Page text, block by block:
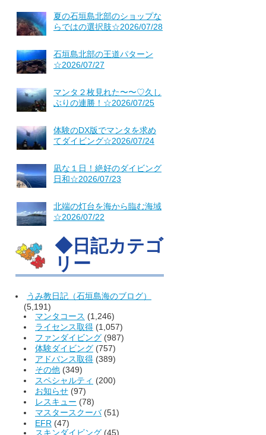
夏の石垣島北部のショップな
らではの選択肢☆2026/07/28
石垣島北部の王道パターン
☆2026/07/27
マンタ２枚見れた〜〜♡久し
ぶりの連勝！☆2026/07/25
体験のDX版でマンタを求め
てダイビング☆2026/07/24
凪な１日！絶好のダイビング
日和☆2026/07/23
北端の灯台を海から臨む海域
☆2026/07/22
◆日記カテゴ
リー
うみ教日記（石垣島海のブログ）
(5,191)
マンタコース (1,246)
ライセンス取得 (1,057)
ファンダイビング (987)
体験ダイビング (757)
アドバンス取得 (389)
その他 (349)
スペシャルティ (200)
お知らせ (97)
レスキュー (78)
マスタースクーバ(51)
EFR (47)
スキンダイビング (45)